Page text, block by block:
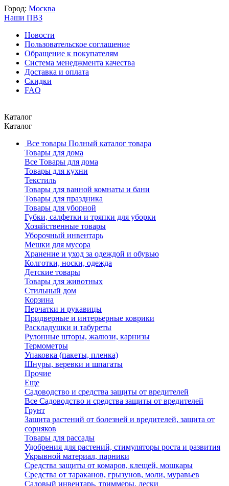
Город: Москва
Наши ПВЗ
Новости
Пользовательское соглашение
Обращение к покупателям
Система менеджмента качества
Доставка и оплата
Скидки
FAQ
Каталог
Каталог
Все товары Полный каталог товара
Товары для дома
Все Товары для дома
Товары для кухни
Текстиль
Товары для ванной комнаты и бани
Товары для праздника
Товары для уборной
Губки, салфетки и тряпки для уборки
Хозяйственные товары
Уборочный инвентарь
Мешки для мусора
Хранение и уход за одеждой и обувью
Колготки, носки, одежда
Детские товары
Товары для животных
Стильный дом
Корзина
Перчатки и рукавицы
Придверные и интерьерные коврики
Раскладушки и табуреты
Рулонные шторы, жалюзи, карнизы
Термометры
Упаковка (пакеты, пленка)
Шнуры, веревки и шпагаты
Прочие
Еще
Садоводство и средства защиты от вредителей
Все Садоводство и средства защиты от вредителей
Грунт
Защита растений от болезней и вредителей, защита от
сорняков
Товары для рассады
Удобрения для растений, стимуляторы роста и развития
Укрывной материал, парники
Средства защиты от комаров, клещей, мошкары
Средства от тараканов, грызунов, моли, муравьев
Садовый инвентарь, триммеры, лески